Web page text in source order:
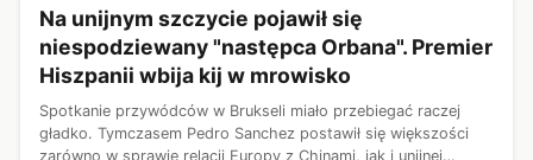
Na unijnym szczycie pojawił się
niespodziewany "następca Orbana". Premier
Hiszpanii wbija kij w mrowisko
Spotkanie przywódców w Brukseli miało przebiegać raczej
gładko. Tymczasem Pedro Sanchez postawił się większości
zarówno w sprawie relacji Europy z Chinami, jak i unijnej